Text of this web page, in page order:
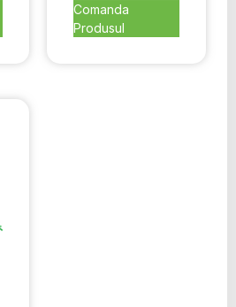
Comanda
Produsul